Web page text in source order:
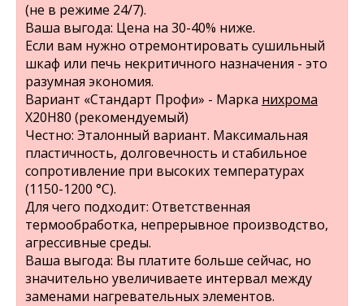
(не в режиме 24/7).
Ваша выгода: Цена на 30-40% ниже.
Если вам нужно отремонтировать сушильный
шкаф или печь некритичного назначения - это
разумная экономия.
Вариант «Стандарт Профи» - Марка нихрома
Х20Н80 (рекомендуемый)
Честно: Эталонный вариант. Максимальная
пластичность, долговечность и стабильное
сопротивление при высоких температурах
(1150-1200 °C).
Для чего подходит: Ответственная
термообработка, непрерывное производство,
агрессивные среды.
Ваша выгода: Вы платите больше сейчас, но
значительно увеличиваете интервал между
заменами нагревательных элементов.